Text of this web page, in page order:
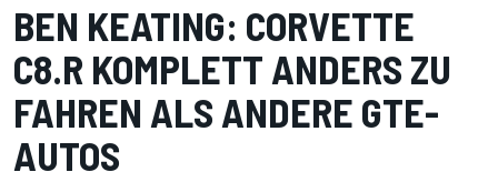
BEN KEATING: CORVETTE
C8.R KOMPLETT ANDERS ZU
FAHREN ALS ANDERE GTE-
AUTOS